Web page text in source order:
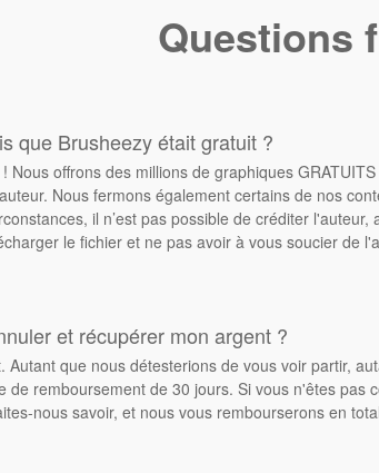
Questions
que Brusheezy était gratuit ?
Nous offrons des millions de graphiques
Nous fermons également certains de nos
il n’est pas possible de créditer
le fichier et ne pas avoir à vous soucier de
et récupérer mon argent ?
Autant que nous détesterions de vous voir partir,
de remboursement de 30 jours. Si vous n'êtes
nous savoir, et nous vous rembourserons en